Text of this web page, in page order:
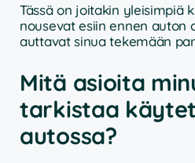
Tässä on joitakin yleisimpiä
nousevat esiin ennen auton
auttavat sinua tekemään
Mitä asioita
tarkistaa
autossa?